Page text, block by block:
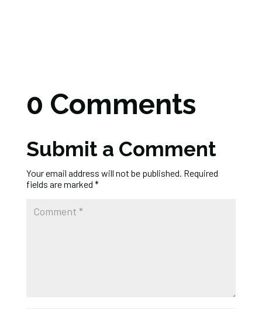
0 Comments
Submit a Comment
Your email address will not be published. Required
fields are marked *